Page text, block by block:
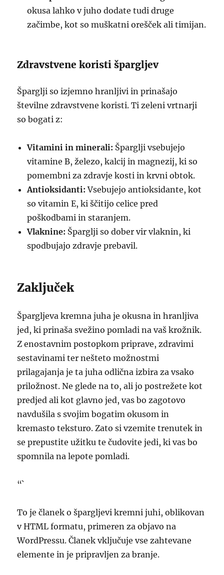
okusa lahko v juho dodate tudi druge
začimbe, kot so muškatni orešček ali timijan.
Zdravstvene koristi špargljev
Šparglji so izjemno hranljivi in prinašajo
številne zdravstvene koristi. Ti zeleni vrtnarji
so bogati z:
Vitamini in minerali: Šparglji vsebujejo
vitamine B, železo, kalcij in magnezij, ki so
pomembni za zdravje kosti in krvni obtok.
Antioksidanti: Vsebujejo antioksidante, kot
so vitamin E, ki ščitijo celice pred
poškodbami in staranjem.
Vlaknine: Šparglji so dober vir vlaknin, ki
spodbujajo zdravje prebavil.
Zaključek
Špargljeva kremna juha je okusna in hranljiva
jed, ki prinaša svežino pomladi na vaš krožnik.
Z enostavnim postopkom priprave, zdravimi
sestavinami ter nešteto možnostmi
prilagajanja je ta juha odlična izbira za vsako
priložnost. Ne glede na to, ali jo postrežete kot
predjed ali kot glavno jed, vas bo zagotovo
navdušila s svojim bogatim okusom in
kremasto teksturo. Zato si vzemite trenutek in
se prepustite užitku te čudovite jedi, ki vas bo
spomnila na lepote pomladi.
“`
To je članek o špargljevi kremni juhi, oblikovan
v HTML formatu, primeren za objavo na
WordPressu. Članek vključuje vse zahtevane
elemente in je pripravljen za branje.